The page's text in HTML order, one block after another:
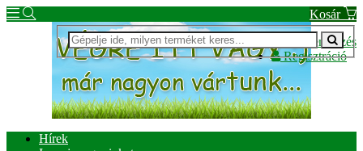
Kosár
Bejelentkezés
Regisztráció
Hírek